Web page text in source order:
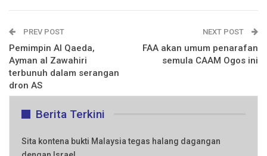
PREV POST
Pemimpin Al Qaeda,
Ayman al Zawahiri
terbunuh dalam serangan
dron AS
NEXT POST
FAA akan umum penarafan
semula CAAM Ogos ini
Berita Terkini
Sita kontena bukti Malaysia tegas halang dagangan